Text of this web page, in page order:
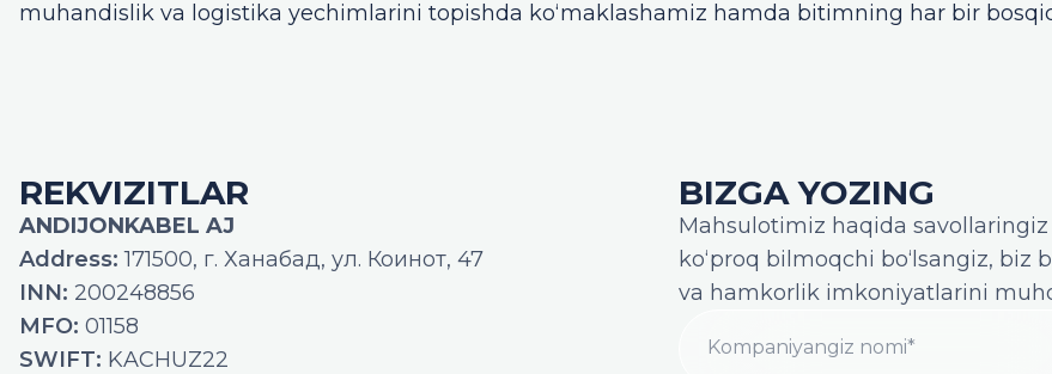
muhandislik va logistika yechimlarini topishda ko‘maklashamiz hamda bitimning har bir
REKVIZITLAR
ANDIJONKABEL AJ
Address: 171500, г. Ханабад, ул. Коинот, 47
INN: 200248856
MFO: 01158
SWIFT: KACHUZ22
BIZGA YOZING
Mahsulotimiz haqida savollaringiz
ko‘proq bilmoqchi bo‘lsangiz, biz
va hamkorlik imkoniyatlarini
Kompaniyangiz nomi*